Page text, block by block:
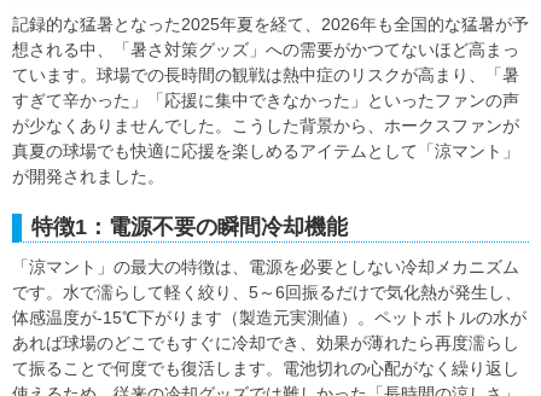
記録的な猛暑となった2025年夏を経て、2026年も全国的な猛暑が予
想される中、「暑さ対策グッズ」への需要がかつてないほど高まっ
ています。球場での長時間の観戦は熱中症のリスクが高まり、「暑
すぎて辛かった」「応援に集中できなかった」といったファンの声
が少なくありませんでした。こうした背景から、ホークスファンが
真夏の球場でも快適に応援を楽しめるアイテムとして「涼マント」
が開発されました。
特徴1：電源不要の瞬間冷却機能
「涼マント」の最大の特徴は、電源を必要としない冷却メカニズム
です。水で濡らして軽く絞り、5～6回振るだけで気化熱が発生し、
体感温度が-15℃下がります（製造元実測値）。ペットボトルの水が
あれば球場のどこでもすぐに冷却でき、効果が薄れたら再度濡らし
て振ることで何度でも復活します。電池切れの心配がなく繰り返し